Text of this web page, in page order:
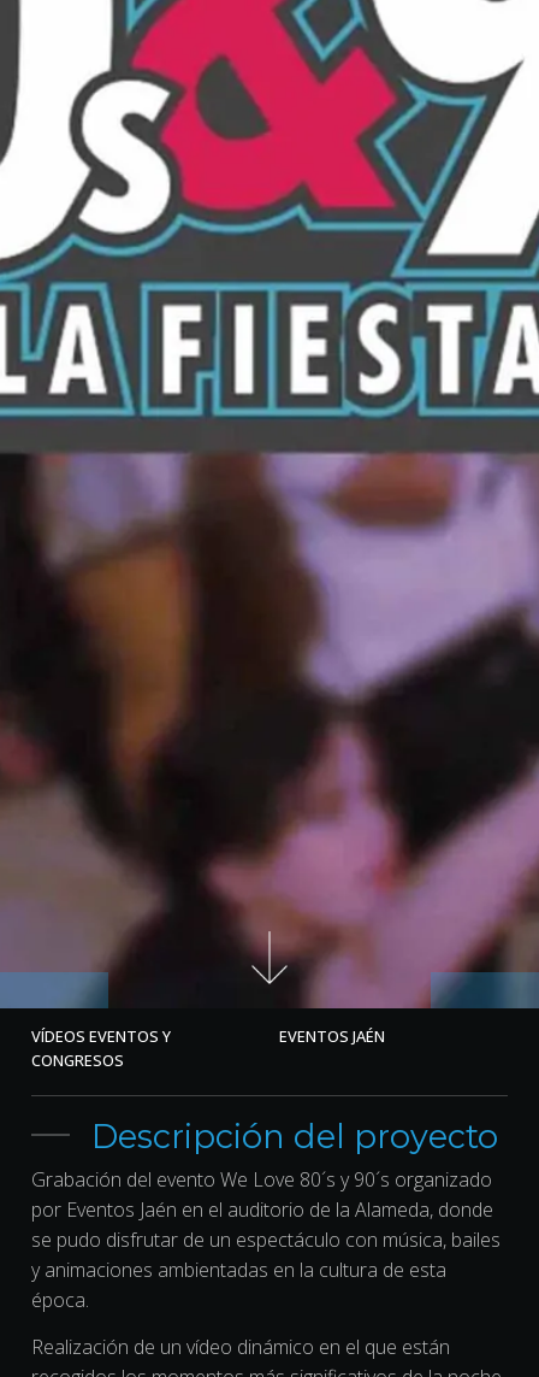
VÍDEOS EVENTOS Y
CONGRESOS
EVENTOS JAÉN
Descripción del proyecto
Grabación del evento We Love 80´s y 90´s organizado
por Eventos Jaén en el auditorio de la Alameda, donde
se pudo disfrutar de un espectáculo con música, bailes
y animaciones ambientadas en la cultura de esta
época.
Realización de un vídeo dinámico en el que están